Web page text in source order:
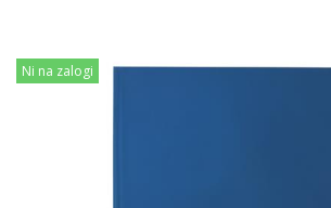
Ni na zalogi